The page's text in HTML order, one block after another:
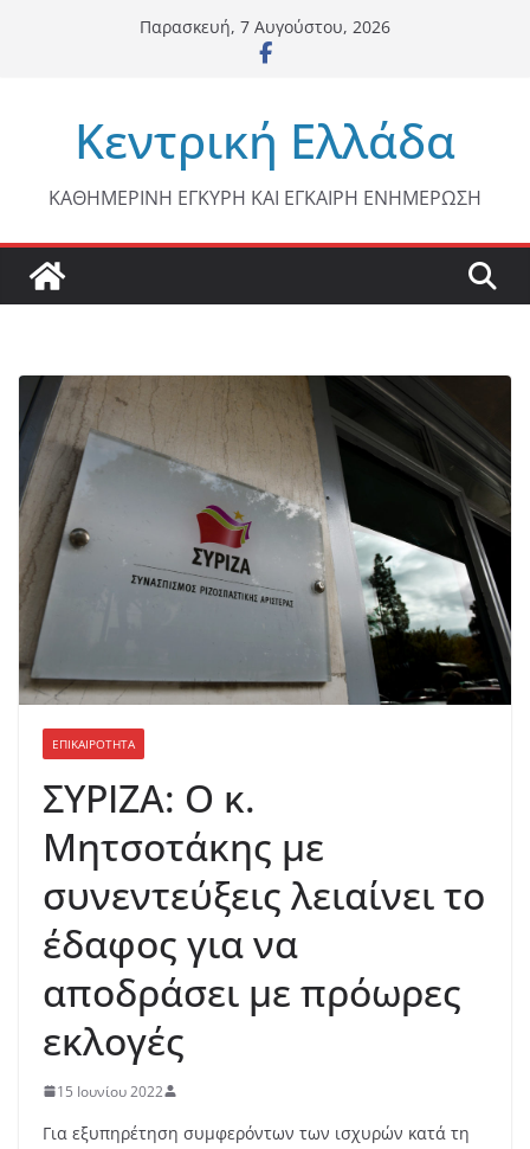
Παρασκευή, 7 Αυγούστου, 2026
Κεντρική Ελλάδα
ΚΑΘΗΜΕΡΙΝΗ ΕΓΚΥΡΗ ΚΑΙ ΕΓΚΑΙΡΗ ΕΝΗΜΕΡΩΣΗ
ΕΠΙΚΑΙΡΟΤΗΤΑ
ΣΥΡΙΖΑ: Ο κ.
Μητσοτάκης με
συνεντεύξεις λειαίνει το
έδαφος για να
αποδράσει με πρόωρες
εκλογές
15 Ιουνίου 2022
Για εξυπηρέτηση συμφερόντων των ισχυρών κατά τη